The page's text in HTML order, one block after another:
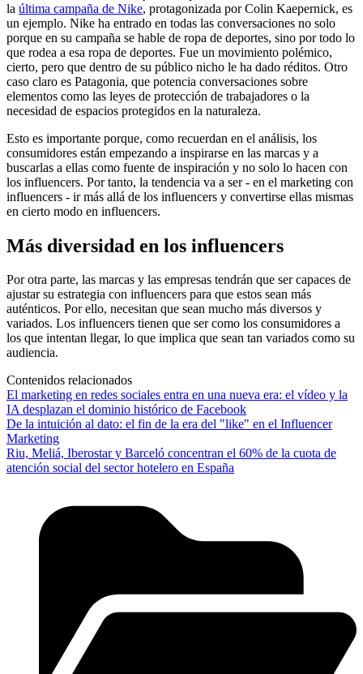
la última campaña de Nike, protagonizada por Colin Kaepernick, es
un ejemplo. Nike ha entrado en todas las conversaciones no solo
porque en su campaña se hable de ropa de deportes, sino por todo lo
que rodea a esa ropa de deportes. Fue un movimiento polémico,
cierto, pero que dentro de su público nicho le ha dado réditos. Otro
caso claro es Patagonia, que potencia conversaciones sobre
elementos como las leyes de protección de trabajadores o la
necesidad de espacios protegidos en la naturaleza.
Esto es importante porque, como recuerdan en el análisis, los
consumidores están empezando a inspirarse en las marcas y a
buscarlas a ellas como fuente de inspiración y no solo lo hacen con
los influencers. Por tanto, la tendencia va a ser - en el marketing con
influencers - ir más allá de los influencers y convertirse ellas mismas
en cierto modo en influencers.
Más diversidad en los influencers
Por otra parte, las marcas y las empresas tendrán que ser capaces de
ajustar su estrategia con influencers para que estos sean más
auténticos. Por ello, necesitan que sean mucho más diversos y
variados. Los influencers tienen que ser como los consumidores a
los que intentan llegar, lo que implica que sean tan variados como su
audiencia.
Contenidos relacionados
El marketing en redes sociales entra en una nueva era: el vídeo y la
IA desplazan el dominio histórico de Facebook
De la intuición al dato: el fin de la era del "like" en el Influencer
Marketing
Riu, Meliá, Iberostar y Barceló concentran el 60% de la cuota de
atención social del sector hotelero en España